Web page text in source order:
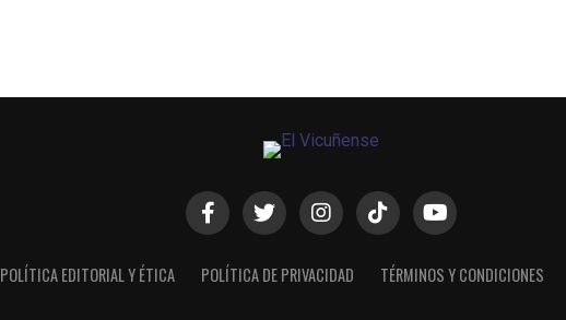
POLÍTICA EDITORIAL Y ÉTICA POLÍTICA DE PRIVACIDAD TÉRMINOS Y CONDICIONES